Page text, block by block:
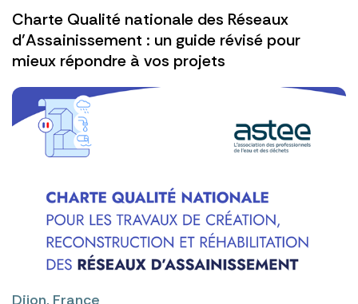
Charte Qualité nationale des Réseaux
d’Assainissement : un guide révisé pour
mieux répondre à vos projets
Dijon, France